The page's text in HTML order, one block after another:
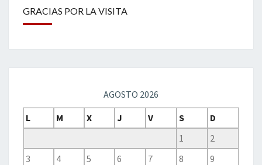
GRACIAS POR LA VISITA
AGOSTO 2026
L
M X J V S
D
1
2
3
4 5 6 7 8
9